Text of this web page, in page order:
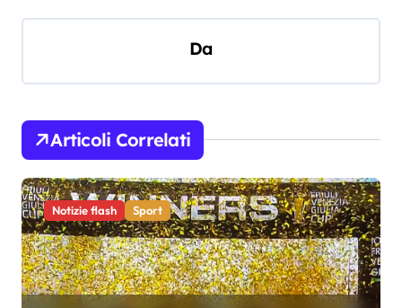
v
z
i
o
n
e
a
Da
Articoli Correlati
Notizie flash Sport